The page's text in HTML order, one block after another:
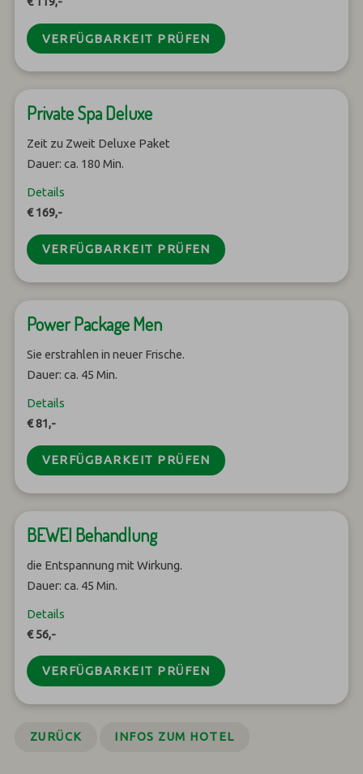
VERFÜGBARKEIT PRÜFEN
Private Spa Deluxe
Zeit zu Zweit Deluxe Paket
Dauer: ca. 180 Min.
Details
€ 169,-
VERFÜGBARKEIT PRÜFEN
Power Package Men
Sie erstrahlen in neuer Frische.
Dauer: ca. 45 Min.
Details
€ 81,-
VERFÜGBARKEIT PRÜFEN
BEWEI Behandlung
die Entspannung mit Wirkung.
Dauer: ca. 45 Min.
Details
€ 56,-
VERFÜGBARKEIT PRÜFEN
ZURÜCK INFOS ZUM HOTEL